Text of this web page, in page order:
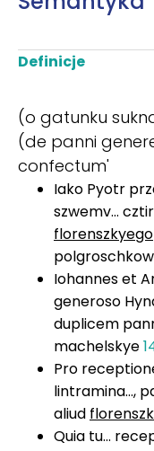
Definicje
(o gatunku
(de panni
confectum'
Iako Pyotr
szwemv...
florenszkyego
polgroschkow
Iohannes et
generoso
duplicem
machelskye
Pro
lintramina…,
aliud
Quia tu...